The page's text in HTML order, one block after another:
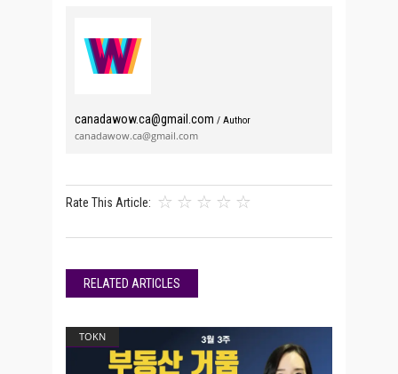
canadawow.ca@gmail.com / Author
canadawow.ca@gmail.com
Rate This Article:
RELATED ARTICLES
TOKN